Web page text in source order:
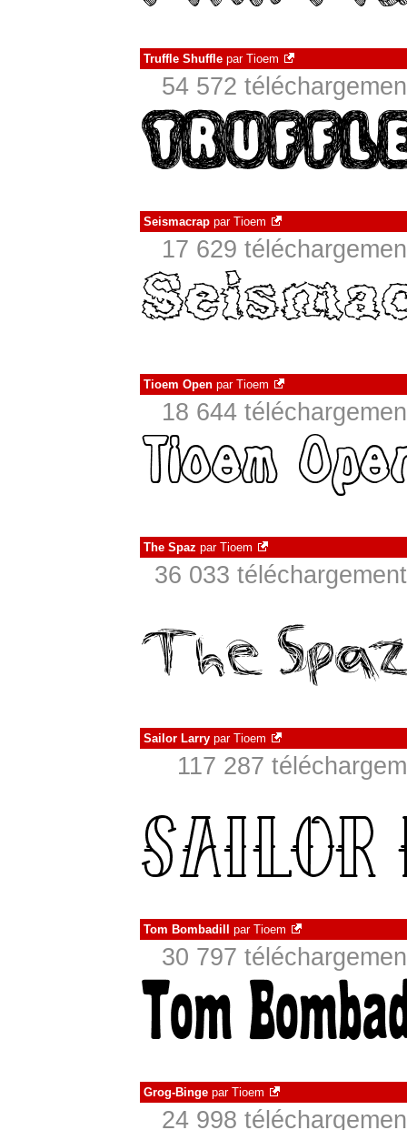
Truffle Shuffle par Tioem
54 572
Seismacrap par Tioem
17 629
Tioem Open par Tioem
18 644
The Spaz par Tioem
36 033
Sailor Larry par Tioem
117 287
Tom Bombadill par Tioem
30 797
Grog-Binge par Tioem
24 998